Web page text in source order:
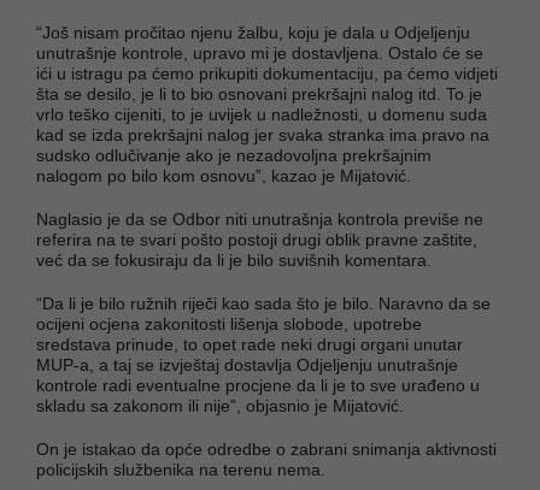
“Još nisam pročitao njenu žalbu, koju je dala u Odjeljenju
unutrašnje kontrole, upravo mi je dostavljena. Ostalo će se
ići u istragu pa ćemo prikupiti dokumentaciju, pa ćemo vidjeti
šta se desilo, je li to bio osnovani prekršajni nalog itd. To je
vrlo teško cijeniti, to je uvijek u nadležnosti, u domenu suda
kad se izda prekršajni nalog jer svaka stranka ima pravo na
sudsko odlučivanje ako je nezadovoljna prekršajnim
nalogom po bilo kom osnovu”, kazao je Mijatović.
Naglasio je da se Odbor niti unutrašnja kontrola previše ne
referira na te svari pošto postoji drugi oblik pravne zaštite,
već da se fokusiraju da li je bilo suvišnih komentara.
“Da li je bilo ružnih riječi kao sada što je bilo. Naravno da se
ocijeni ocjena zakonitosti lišenja slobode, upotrebe
sredstava prinude, to opet rade neki drugi organi unutar
MUP-a, a taj se izvještaj dostavlja Odjeljenju unutrašnje
kontrole radi eventualne procjene da li je to sve urađeno u
skladu sa zakonom ili nije”, objasnio je Mijatović.
On je istakao da opće odredbe o zabrani snimanja aktivnosti
policijskih službenika na terenu nema.